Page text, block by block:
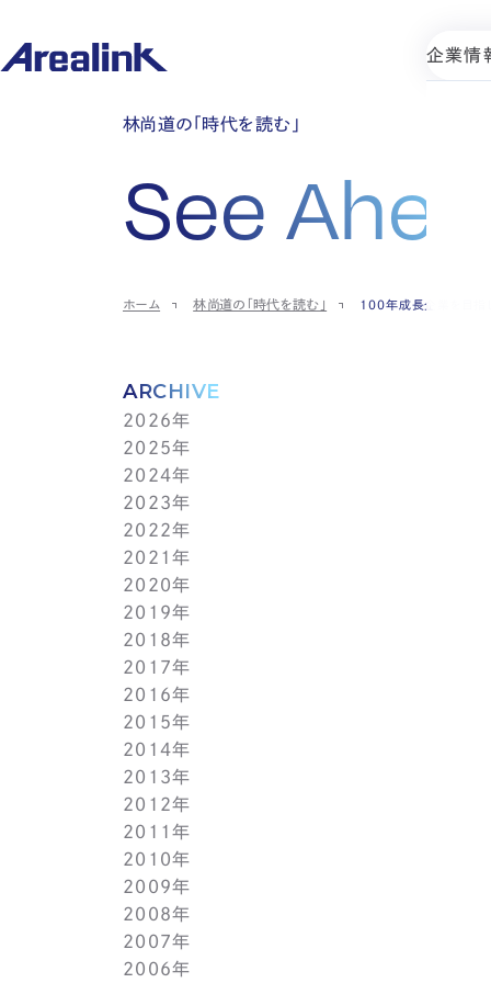
企業情
林尚道の「時代を読む」
See Ahead
ホーム 林尚道の「時代を読む」 100年成長企業を目指
ARCHIVE
2026年
7月(1)
6月(1)
5月(1)
4月(1)
3月(1)
2月(1)
1月(1)
2025年
12月(1)
11月(1)
10月(1)
9月(1)
8月(1)
7月(1)
6月(1)
5月(1)
4月(1)
3月(1)
2月(1)
1月(2)
2024年
11月(1)
10月(1)
9月(1)
8月(1)
7月(1)
6月(1)
5月(1)
4月(1)
3月(1)
2月(1)
1月(2)
2023年
11月(1)
10月(1)
9月(1)
8月(1)
7月(1)
6月(1)
5月(1)
4月(1)
3月(1)
2月(1)
1月(2)
2022年
11月(1)
10月(1)
9月(1)
8月(1)
7月(1)
6月(1)
5月(1)
4月(1)
3月(2)
1月(2)
2021年
11月(1)
10月(1)
9月(1)
8月(1)
7月(1)
6月(1)
5月(1)
4月(1)
3月(1)
2月(1)
1月(2)
2020年
11月(2)
9月(2)
7月(1)
6月(2)
5月(2)
4月(3)
3月(2)
2月(1)
2019年
12月(2)
10月(1)
9月(2)
7月(1)
6月(2)
4月(1)
3月(1)
2月(1)
1月(1)
2018年
12月(1)
11月(1)
10月(1)
9月(2)
8月(1)
7月(1)
5月(1)
4月(1)
3月(1)
2月(1)
1月(1)
2017年
12月(1)
11月(1)
10月(1)
9月(1)
8月(1)
7月(1)
6月(1)
5月(1)
4月(1)
3月(1)
2月(1)
2016年
12月(1)
11月(1)
10月(1)
9月(1)
8月(1)
7月(1)
6月(1)
5月(1)
4月(1)
3月(1)
2015年
12月(1)
11月(1)
10月(1)
9月(1)
8月(1)
7月(1)
6月(1)
5月(1)
4月(1)
2014年
12月(1)
11月(1)
10月(1)
9月(1)
8月(1)
7月(1)
6月(1)
5月(1)
2013年
12月(1)
11月(1)
10月(1)
9月(1)
8月(1)
7月(1)
6月(1)
2012年
12月(1)
11月(1)
10月(1)
9月(1)
8月(1)
7月(1)
2011年
12月(1)
11月(1)
10月(1)
9月(1)
8月(1)
2010年
12月(1)
11月(1)
10月(1)
9月(1)
2009年
12月(1)
11月(1)
10月(1)
2008年
12月(1)
11月(1)
2007年
12月(1)
2006年